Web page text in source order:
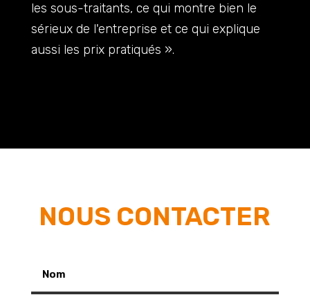
les sous-traitants, ce qui montre bien le
sérieux de l'entreprise et ce qui explique
aussi les prix pratiqués ».
NOUS CONTACTER